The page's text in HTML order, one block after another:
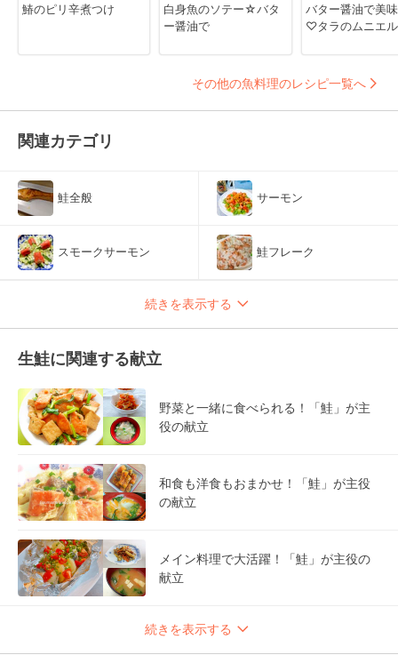
鰆のピリ辛煮つけ
白身魚のソテー☆バタ
ー醤油で
バター醤油で美
♡タラのムニエル
その他の魚料理のレシピ一覧へ
関連カテゴリ
鮭全般 サーモン
スモークサーモン 鮭フレーク
続きを表示する
生鮭に関連する献立
野菜と一緒に食べられる！「鮭」が主
役の献立
和食も洋食もおまかせ！「鮭」が主役
の献立
メイン料理で大活躍！「鮭」が主役の
献立
続きを表示する